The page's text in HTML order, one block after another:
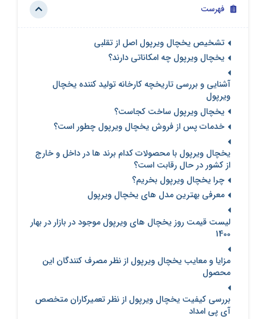
فهرست
تشخیص یخچال ویرپول اصل از تقلبی
یخچال ویرپول چه امکاناتی دارند؟
آشنایی و بررسی تاریخچه کارخانه تولید کننده یخچال
ویرپول
یخچال ویرپول ساخت کجاست؟
خدمات پس از فروش یخچال ویرپول چطور است؟
یخچال ویرپول با محصولات کدام برند ها در داخل و خارج
از کشور در حال رقابت است؟
چرا یخچال ویرپول بخریم؟
معرفی بهترین مدل های یخچال ویرپول
لیست قیمت روز یخچال های ویرپول موجود در بازار در بهار
1400
مزایا و معایب یخچال ویرپول از نظر مصرف کنندگان این
محصول
بررسی کیفیت یخچال ویرپول از نظر تعمیرکاران متخصص
آی پی امداد